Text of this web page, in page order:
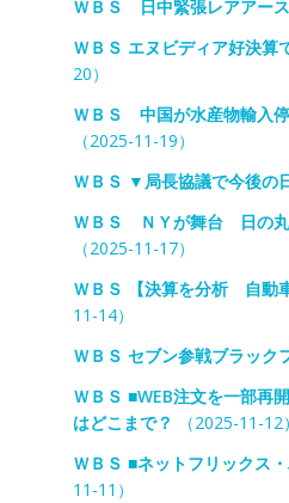
ＷＢＳ 日中緊張レアアー
ＷＢＳ エヌビディア好決算
20）
ＷＢＳ 中国が水産物輸入
（2025-11-19）
ＷＢＳ ▼局長協議で今後の
ＷＢＳ ＮＹが舞台 日の丸
（2025-11-17）
ＷＢＳ 【決算を分析 自動
11-14）
ＷＢＳ セブン参戦ブラック
ＷＢＳ ■WEB注文を一部再
はどこまで？
（2025-11-12）
ＷＢＳ ■ネットフリックス
11-11）